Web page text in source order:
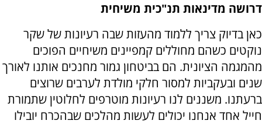
דרושה מדינאות תנ"כית משיחית
כאן בדיוק צריך ללמוד מהעזות שבה רעיונות של שקר
נוקטים כשהם מחוללים קמפיינים משיחיים הפוכים
מהמגמה הציונית. הם בביטחון גמור מחנכים אותנו לאורך
שנים ובעקביות למסור חלקי מולדת לערבים שרוצים
ברעתנו. משננים לנו רעיונות מוטרפים לחלוטין שתמורת
חייל אחד אנחנו יכולים לעשות מהלכים שבהכרח יובילו